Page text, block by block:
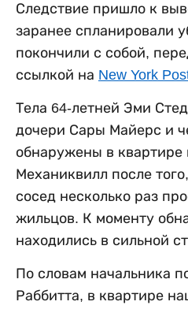
Следствие пришло к
заранее спланировали
покончили с собой,
ссылкой на New York
Тела 64-летней Эми
дочери Сары Майерс и
обнаружены в квартире
Механиквилл после
сосед несколько раз
жильцов. К моменту
находились в сильной
По словам начальника
Раббитта, в квартире